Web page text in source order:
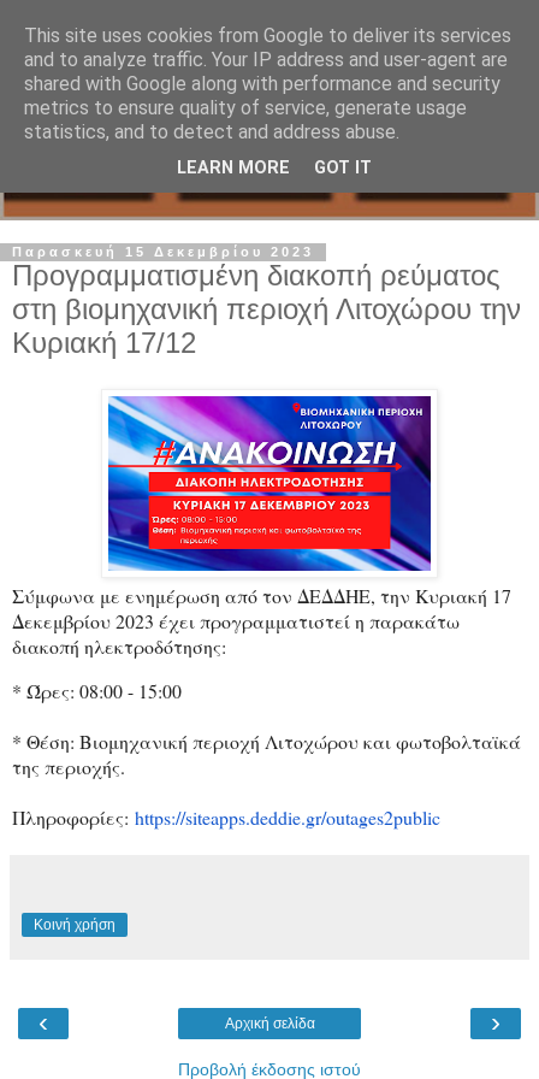
Παρασκευή 15 Δεκεμβρίου 2023
Προγραμματισμένη διακοπή ρεύματος
στη βιομηχανική περιοχή Λιτοχώρου την
Κυριακή 17/12
Σύμφωνα με ενημέρωση από τον ΔΕΔΔΗΕ, την Κυριακή 17
Δεκεμβρίου 2023 έχει προγραμματιστεί η παρακάτω
διακοπή ηλεκτροδότησης:
* Ώρες: 08:00 - 15:00
* Θέση: Βιομηχανική περιοχή Λιτοχώρου και φωτοβολταϊκά
της περιοχής.
Πληροφορίες: https://siteapps.deddie.gr/outages2public
Κοινή χρήση
‹ ›
Αρχική σελίδα
Προβολή έκδοσης ιστού
This site uses cookies from Google to deliver its services
and to analyze traffic. Your IP address and user-agent are
shared with Google along with performance and security
metrics to ensure quality of service, generate usage
statistics, and to detect and address abuse.
LEARN MORE GOT IT